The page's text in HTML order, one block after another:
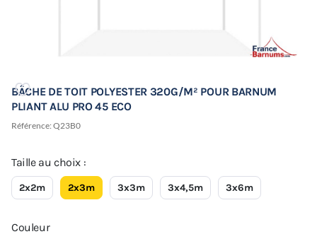
BÂCHE DE TOIT POLYESTER 320G/M² POUR BARNUM
PLIANT ALU PRO 45 ECO
Référence: Q23B0
Taille au choix :
2x2m 2x3m 3x3m 3x4,5m 3x6m
Couleur